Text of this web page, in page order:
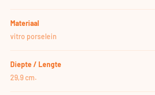
Materiaal
vitro porselein
Diepte / Lengte
29,9 cm.